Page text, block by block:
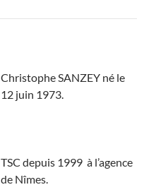
Christophe SANZEY né le
12 juin 1973.
TSC depuis 1999 à l’agence
de Nîmes.